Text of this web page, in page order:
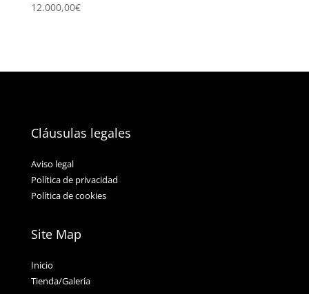
12.000,00€
Cláusulas legales
Aviso legal
Política de privacidad
Política de cookies
Site Map
Inicio
Tienda/Galería